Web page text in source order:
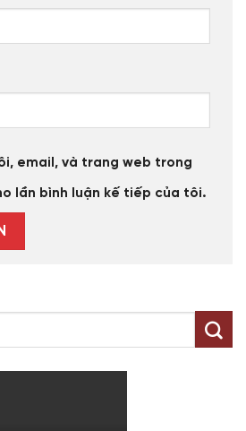
email, và trang web trong
lần bình luận kế tiếp của tôi.